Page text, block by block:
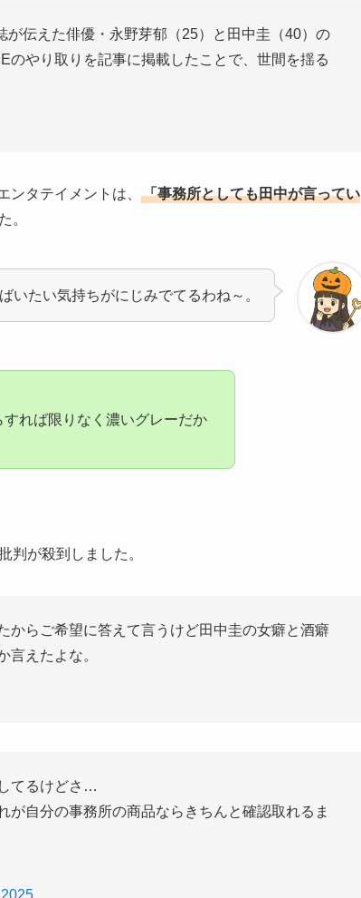
伝えた俳優・永野芽郁（25）と田中圭（40）の
のやり取りを記事に掲載したことで、世間を揺る
ンタテイメントは、
「事務所としても田中が言ってい
。
いたい気持ちがにじみでてるわね～。
れば限りなく濃いグレーだか
判が殺到しました。
からご希望に答えて言うけど田中圭の女癖と酒癖
言えたよな。
てるけどさ…
自分の事務所の商品ならきちんと確認取れるま